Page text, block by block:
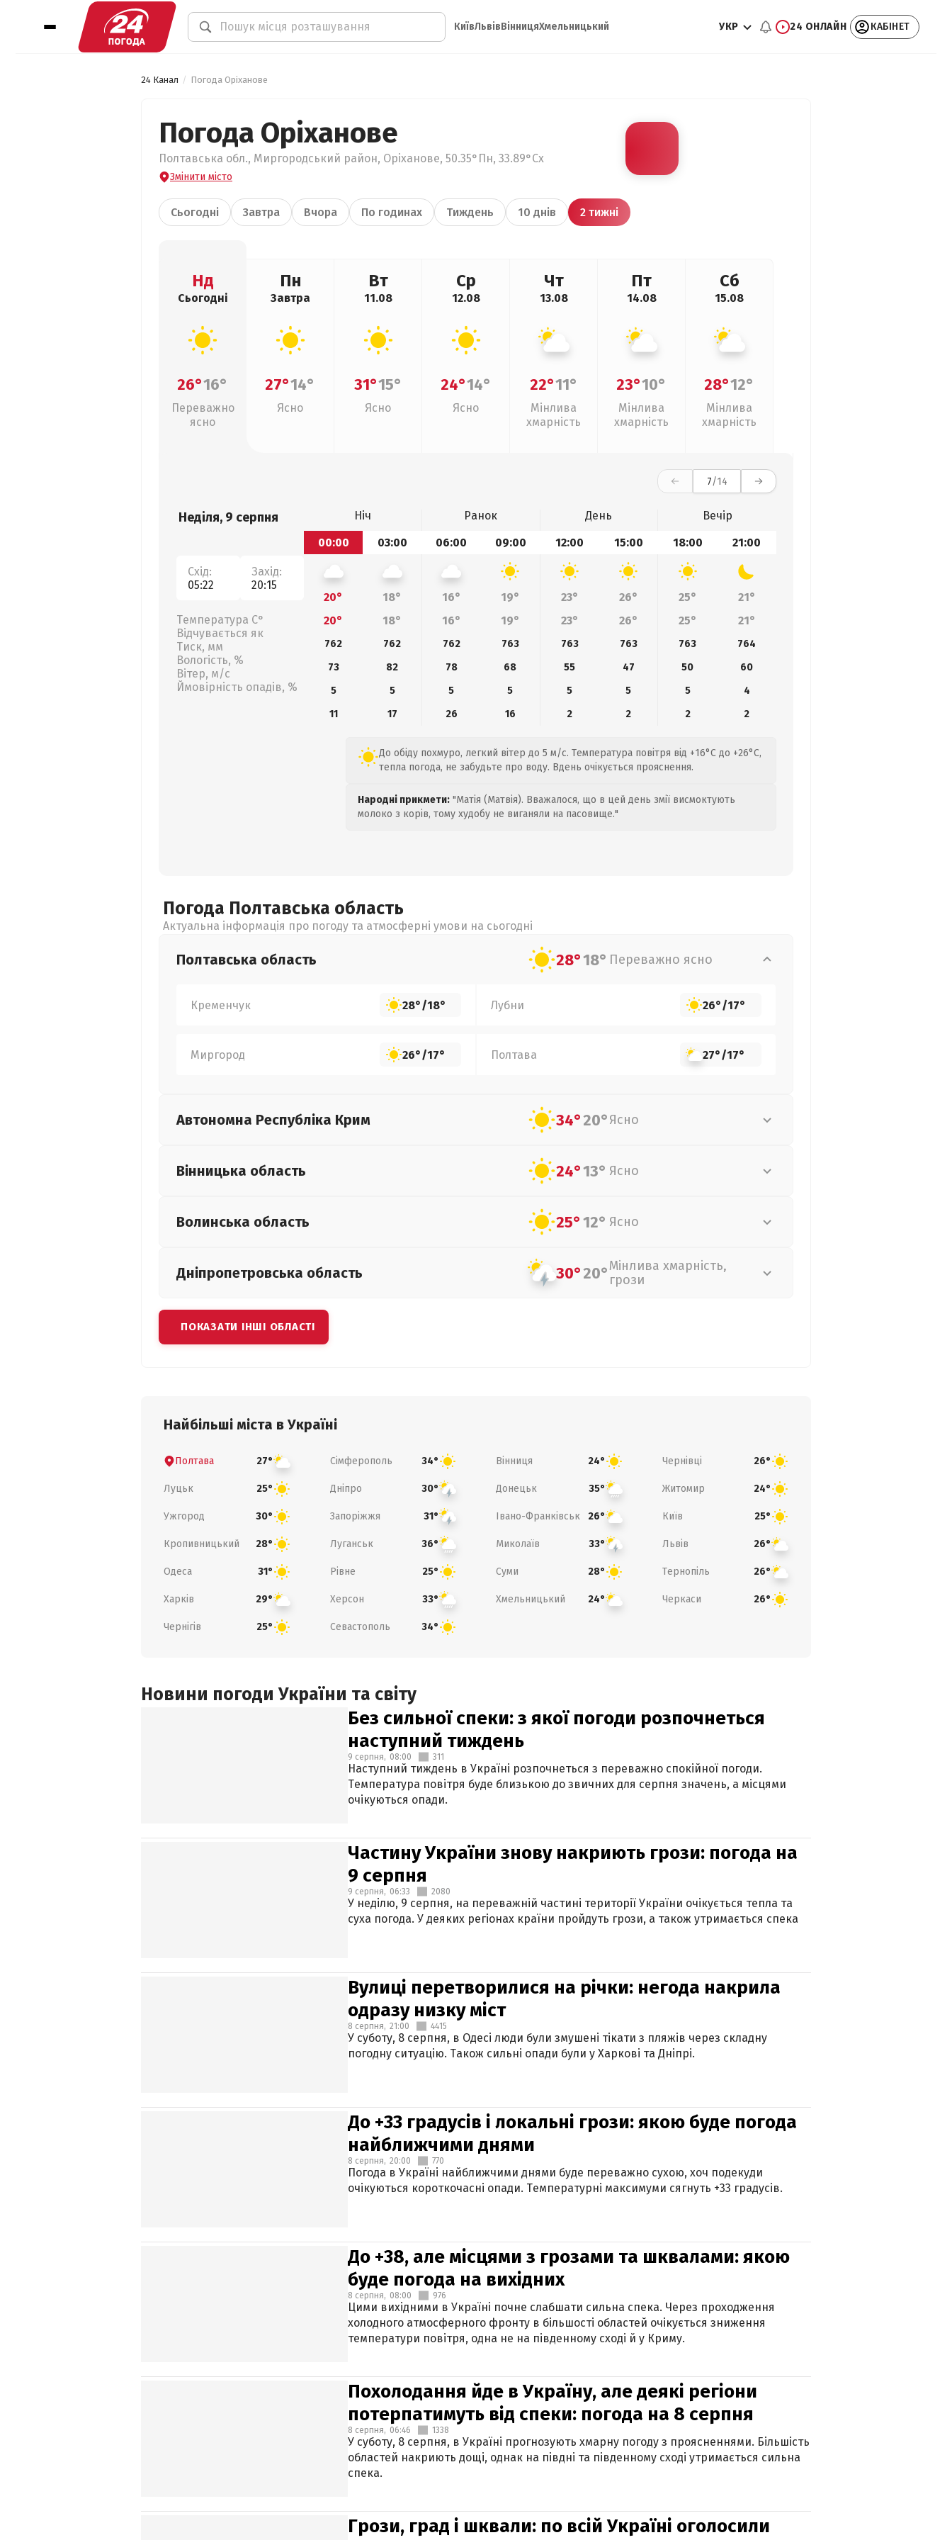
КиївЛьвівВінницяХмельницький УКР 24 ОНЛАЙН КАБІНЕТ
24 Канал Погода Оріханове
Погода Оріханове
Полтавська обл., Миргородський район, Оріханове, 50.35°Пн, 33.89°Сх
Змінити місто
Сьогодні Завтра Вчора По годинах Тиждень 10 днів 2 тижні
Нд
Сьогодні
26°16°
Переважно
ясно
Пн
Завтра
27°14°
Ясно
Вт
11.08
31°15°
Ясно
Ср
12.08
24°14°
Ясно
Чт
13.08
22°11°
Мінлива
хмарність
Пт
14.08
23°10°
Мінлива
хмарність
Сб
15.08
28°12°
Мінлива
хмарність
7/14
Неділя, 9 серпня
Схід:
05:22
Захід:
20:15
Температура С°
Відчувається як
Тиск, мм
Вологість, %
Вітер, м/с
Ймовірність опадів, %
Ніч Ранок День
Вечір
00:00
03:00 06:00 09:00 12:00 15:00 18:00 21:00
20° 18° 16° 19° 23° 26° 25°
21°
20°
18° 16° 19° 23° 26° 25° 21°
762 762 762 763 763 763 763
764
73
82 78 68 55 47 50
60
5
5 5 5 5 5 5
4
11
17 26 16 2 2 2 2
До обіду похмуро, легкий вітер до 5 м/с. Температура повітря від +16°C до +26°C,
тепла погода, не забудьте про воду. Вдень очікується прояснення.
Народні прикмети: "Матія (Матвія). Вважалося, що в цей день змії висмоктують
молоко з корів, тому худобу не виганяли на пасовище."
Погода Полтавська область
Актуальна інформація про погоду та атмосферні умови на сьогодні
Полтавська область 28°18° Переважно ясно
Кременчук 28°/18° Лубни 26°/17°
Миргород 26°/17° Полтава 27°/17°
Автономна Республіка Крим 34°20°Ясно
Вінницька область 24°13° Ясно
Волинська область 25°12° Ясно
Дніпропетровська область 30°20°Мінлива хмарність,
грози
ПОКАЗАТИ ІНШІ ОБЛАСТІ
Найбільші міста в Україні
Полтава 27° Сімферополь 34° Вінниця 24° Чернівці 26°
Луцьк 25° Дніпро 30° Донецьк 35° Житомир 24°
Ужгород 30° Запоріжжя 31° Івано-Франківськ 26° Київ 25°
Кропивницький 28° Луганськ 36° Миколаїв 33° Львів 26°
Одеса 31° Рівне 25° Суми 28° Тернопіль 26°
Харків 29° Херсон 33° Хмельницький 24° Черкаси 26°
Чернігів 25° Севастополь 34°
Новини погоди України та світу
Без сильної спеки: з якої погоди розпочнеться
наступний тиждень
9 серпня, 08:00 311
Наступний тиждень в Україні розпочнеться з переважно спокійної погоди.
Температура повітря буде близькою до звичних для серпня значень, а місцями
очікуються опади.
Частину України знову накриють грози: погода на
9 серпня
9 серпня, 06:33 2080
У неділю, 9 серпня, на переважній частині території України очікується тепла та
суха погода. У деяких регіонах країни пройдуть грози, а також утримається спека
Вулиці перетворилися на річки: негода накрила
одразу низку міст
8 серпня, 21:00 4415
У суботу, 8 серпня, в Одесі люди були змушені тікати з пляжів через складну
погодну ситуацію. Також сильні опади були у Харкові та Дніпрі.
До +33 градусів і локальні грози: якою буде погода
найближчими днями
8 серпня, 20:00 770
Погода в Україні найближчими днями буде переважно сухою, хоч подекуди
очікуються короткочасні опади. Температурні максимуми сягнуть +33 градусів.
До +38, але місцями з грозами та шквалами: якою
буде погода на вихідних
8 серпня, 08:00 976
Цими вихідними в Україні почне слабшати сильна спека. Через проходження
холодного атмосферного фронту в більшості областей очікується зниження
температури повітря, одна не на південному сході й у Криму.
Похолодання йде в Україну, але деякі регіони
потерпатимуть від спеки: погода на 8 серпня
8 серпня, 06:46 1338
У суботу, 8 серпня, в Україні прогнозують хмарну погоду з проясненнями. Більшість
областей накриють дощі, однак на півдні та південному сході утримається сильна
спека.
Грози, град і шквали: по всій Україні оголосили